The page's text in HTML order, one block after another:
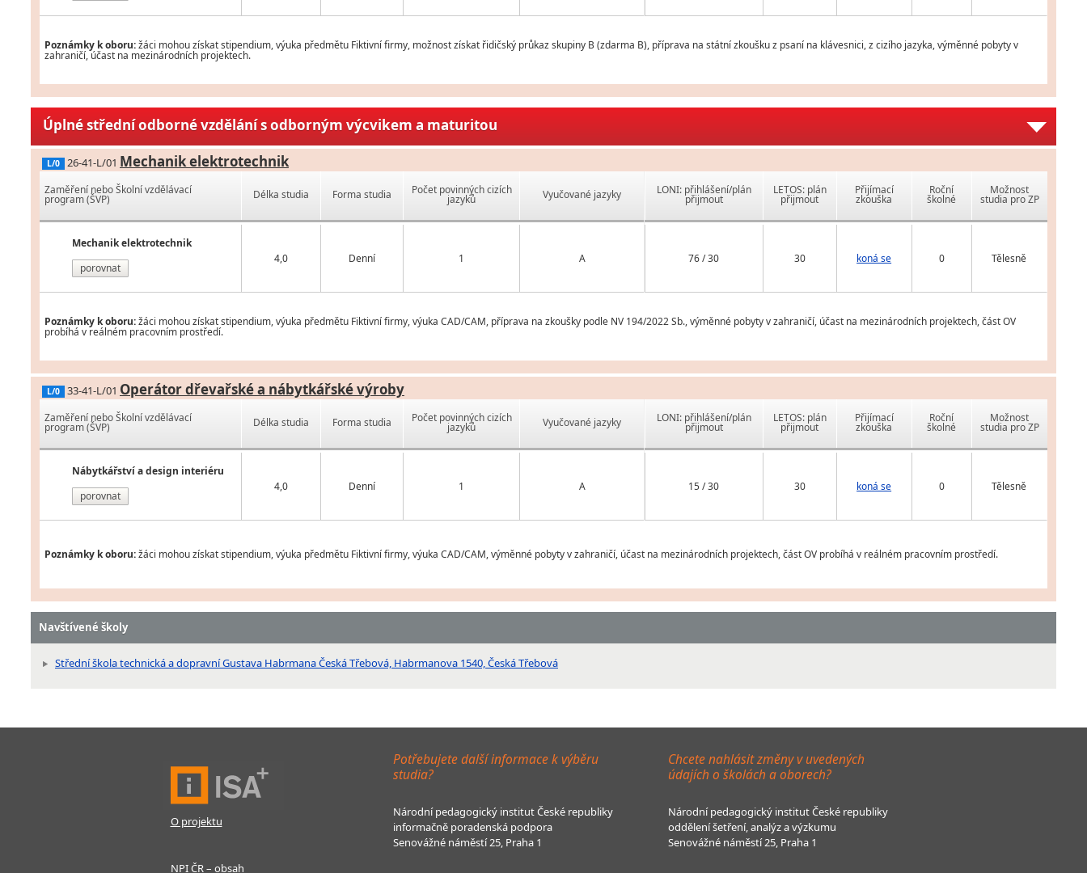
Poznámky k oboru:žáci mohou získat stipendium, výuka předmětu Fiktivní firmy, možnost získat řidičský průkaz skupiny B (zdarma B), příprava na státní zkoušku z psaní na klávesnici, z cizího jazyka, výměnné pobyty v
zahraničí, účast na mezinárodních projektech.
Úplné střední odborné vzdělání s odborným výcvikem a maturitou
L/0 26-41-L/01 Mechanik elektrotechnik
Zaměření nebo Školní vzdělávací
program (ŠVP)
Mechanik elektrotechnik
porovnat
Délka studia Forma studia Počet povinných cizích
jazyků Vyučované jazyky
4,0 Denní 1 A
LONI: přihlášení/plán
přijmout
LETOS: plán
přijmout
Přijímací
zkouška
Roční
školné
Možnost
studia pro ZP
76 / 30 30 koná se 0 Tělesně
Poznámky k oboru:žáci mohou získat stipendium, výuka předmětu Fiktivní firmy, výuka CAD/CAM, příprava na zkoušky podle NV 194/2022 Sb., výměnné pobyty v zahraničí, účast na mezinárodních projektech, část OV
probíhá v reálném pracovním prostředí.
L/0 33-41-L/01 Operátor dřevařské a nábytkářské výroby
Zaměření nebo Školní vzdělávací
program (ŠVP)
Nábytkářství a design interiéru
porovnat
Délka studia Forma studia Počet povinných cizích
jazyků Vyučované jazyky
4,0 Denní 1 A
LONI: přihlášení/plán
přijmout
LETOS: plán
přijmout
Přijímací
zkouška
Roční
školné
Možnost
studia pro ZP
15 / 30 30 koná se 0 Tělesně
Poznámky k oboru:žáci mohou získat stipendium, výuka předmětu Fiktivní firmy, výuka CAD/CAM, výměnné pobyty v zahraničí, účast na mezinárodních projektech, část OV probíhá v reálném pracovním prostředí.
Navštívené školy
Střední škola technická a dopravní Gustava Habrmana Česká Třebová, Habrmanova 1540, Česká Třebová
O projektu
NPI ČR – obsah
Potřebujete další informace k výběru
studia?
Národní pedagogický institut České republiky
informačně poradenská podpora
Senovážné náměstí 25, Praha 1
Chcete nahlásit změny v uvedených
údajích o školách a oborech?
Národní pedagogický institut České republiky
oddělení šetření, analýz a výzkumu
Senovážné náměstí 25, Praha 1